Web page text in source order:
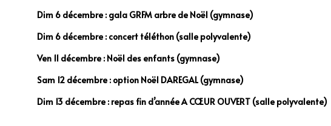
Dim 6 décembre : gala GRFM arbre de Noël (gymnase)
Dim 6 décembre : concert téléthon (salle polyvalente)
Ven 11 décembre : Noël des enfants (gymnase)
Sam 12 décembre : option Noël DAREGAL (gymnase)
Dim 13 décembre : repas fin d’année A CŒUR OUVERT (salle polyvalente)